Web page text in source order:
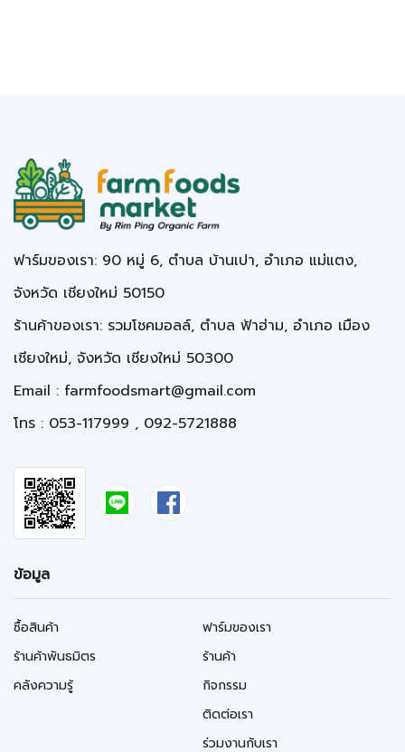
ฟาร์มของเรา: 90 หมู่ 6, ตำบล บ้านเปา, อำเภอ แม่แตง,
จังหวัด เชียงใหม่ 50150
ร้านค้าของเรา: รวมโชคมอลล์, ตำบล ฟ้าฮ่าม, อำเภอ เมือง
เชียงใหม่, จังหวัด เชียงใหม่ 50300
Email : farmfoodsmart@gmail.com
โทร : 053-117999 , 092-5721888
ข้อมูล
ซื้อสินค้า
ร้านค้าพันธมิตร
คลังความรู้
ฟาร์มของเรา
ร้านค้า
กิจกรรม
ติดต่อเรา
ร่วมงานกับเรา